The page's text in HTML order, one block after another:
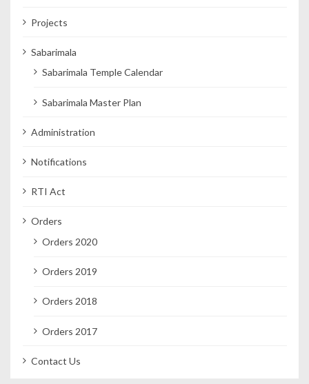
Projects
Sabarimala
Sabarimala Temple Calendar
Sabarimala Master Plan
Administration
Notifications
RTI Act
Orders
Orders 2020
Orders 2019
Orders 2018
Orders 2017
Contact Us